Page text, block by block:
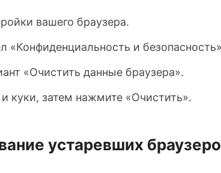
вашего браузера.
«Конфиденциальность и
«Очистить данные браузера».
куки, затем нажмите «Очистить».
устаревших